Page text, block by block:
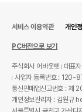
서비스 이용약관 개인
PC버전으로 보기
주식회사 어바웃펫
대표
사업자 등록번호 :
통신판매업신고번호 :
개인정보관리자 : 김원